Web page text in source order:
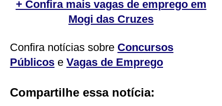
+ Confira mais vagas de emprego em
Mogi das Cruzes
Confira notícias sobre Concursos
Públicos e Vagas de Emprego
Compartilhe essa notícia: